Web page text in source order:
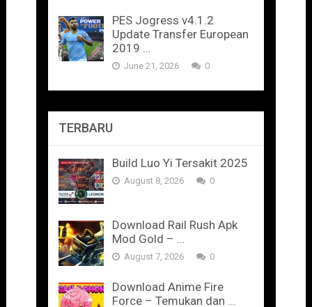
PES Jogress v4.1.2
Update Transfer European
2019 …
June 21, 2026 0
TERBARU
Build Luo Yi Tersakit 2025
August 8, 2026 0
Download Rail Rush Apk
Mod Gold – …
August 7, 2026 0
Download Anime Fire
Force – Temukan dan …